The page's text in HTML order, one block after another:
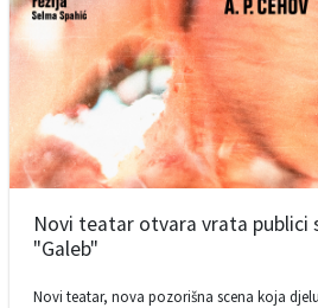
Novi teatar otvara vrata publici
"Galeb"
Novi teatar, nova pozorišna scena koja